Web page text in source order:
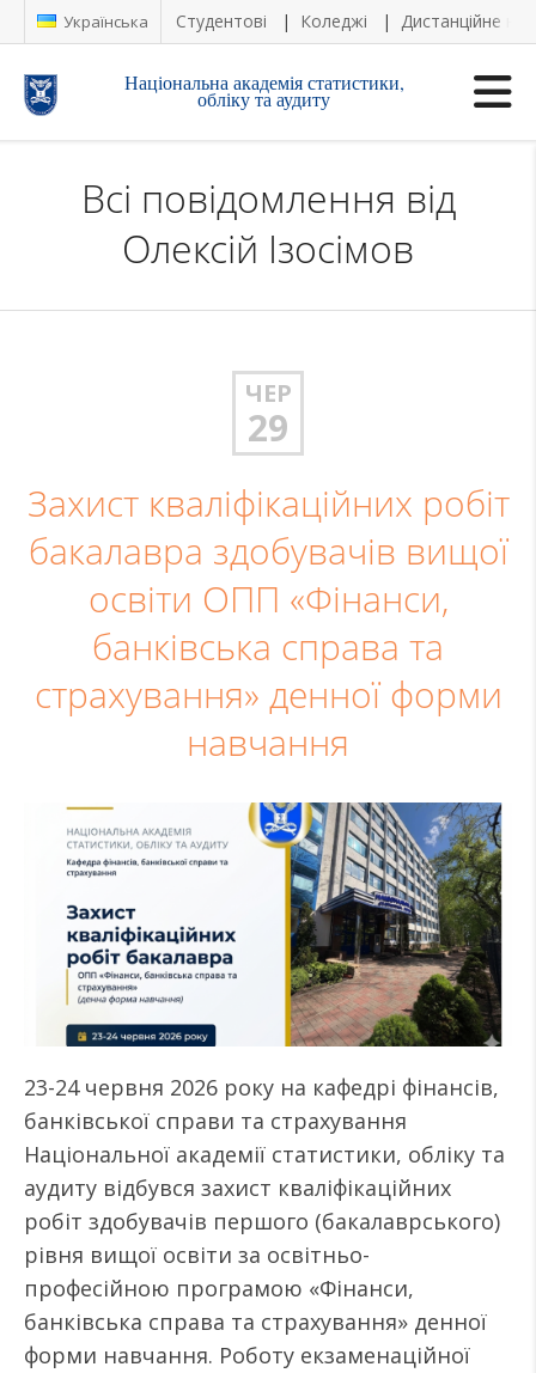
Українська Студентові Коледжі Дистанційне
Національна академія статистики,
обліку та аудиту
Всі повідомлення від
Олексій Ізосімов
ЧЕР
29
Захист кваліфікаційних робіт
бакалавра здобувачів вищої
освіти ОПП «Фінанси,
банківська справа та
страхування» денної форми
навчання
23-24 червня 2026 року на кафедрі фінансів,
банківської справи та страхування
Національної академії статистики, обліку та
аудиту відбувся захист кваліфікаційних
робіт здобувачів першого (бакалаврського)
рівня вищої освіти за освітньо-
професійною програмою «Фінанси,
банківська справа та страхування» денної
форми навчання. Роботу екзаменаційної